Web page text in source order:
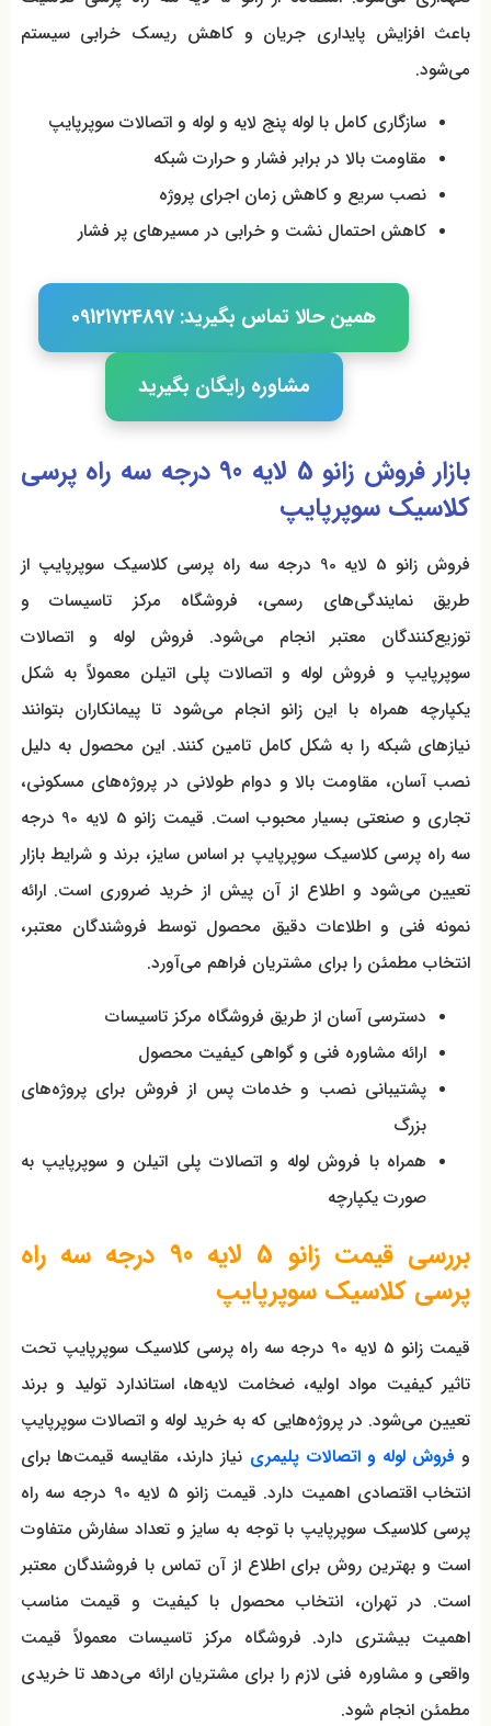
باعث افزایش پایداری جریان و کاهش ریسک خرابی سیستم
می‌شود.
سازگاری کامل با لوله پنج لایه و لوله و اتصالات سوپرپایپ
مقاومت بالا در برابر فشار و حرارت شبکه
نصب سریع و کاهش زمان اجرای پروژه
کاهش احتمال نشت و خرابی در مسیرهای پر فشار
همین حالا تماس بگیرید: 09121724897
مشاوره رایگان بگیرید
بازار فروش زانو 5 لایه 90 درجه سه راه پرسی
کلاسیک سوپرپایپ
فروش زانو 5 لایه 90 درجه سه راه پرسی کلاسیک سوپرپایپ از
طریق نمایندگی‌های رسمی، فروشگاه مرکز تاسیسات و
توزیع‌کنندگان معتبر انجام می‌شود. فروش لوله و اتصالات
سوپرپایپ و فروش لوله و اتصالات پلی اتیلن معمولاً به شکل
یکپارچه همراه با این زانو انجام می‌شود تا پیمانکاران بتوانند
نیازهای شبکه را به شکل کامل تامین کنند. این محصول به دلیل
نصب آسان، مقاومت بالا و دوام طولانی در پروژه‌های مسکونی،
تجاری و صنعتی بسیار محبوب است. قیمت زانو 5 لایه 90 درجه
سه راه پرسی کلاسیک سوپرپایپ بر اساس سایز، برند و شرایط بازار
تعیین می‌شود و اطلاع از آن پیش از خرید ضروری است. ارائه
نمونه فنی و اطلاعات دقیق محصول توسط فروشندگان معتبر،
انتخاب مطمئن را برای مشتریان فراهم می‌آورد.
دسترسی آسان از طریق فروشگاه مرکز تاسیسات
ارائه مشاوره فنی و گواهی کیفیت محصول
پشتیبانی نصب و خدمات پس از فروش برای پروژه‌های
بزرگ
همراه با فروش لوله و اتصالات پلی اتیلن و سوپرپایپ به
صورت یکپارچه
بررسی قیمت زانو 5 لایه 90 درجه سه راه
پرسی کلاسیک سوپرپایپ
قیمت زانو 5 لایه 90 درجه سه راه پرسی کلاسیک سوپرپایپ تحت
تاثیر کیفیت مواد اولیه، ضخامت لایه‌ها، استاندارد تولید و برند
تعیین می‌شود. در پروژه‌هایی که به خرید لوله و اتصالات سوپرپایپ
و فروش لوله و اتصالات پلیمری نیاز دارند، مقایسه قیمت‌ها برای
انتخاب اقتصادی اهمیت دارد. قیمت زانو 5 لایه 90 درجه سه راه
پرسی کلاسیک سوپرپایپ با توجه به سایز و تعداد سفارش متفاوت
است و بهترین روش برای اطلاع از آن تماس با فروشندگان معتبر
است. در تهران، انتخاب محصول با کیفیت و قیمت مناسب
اهمیت بیشتری دارد. فروشگاه مرکز تاسیسات معمولاً قیمت
واقعی و مشاوره فنی لازم را برای مشتریان ارائه می‌دهد تا خریدی
مطمئن انجام شود.